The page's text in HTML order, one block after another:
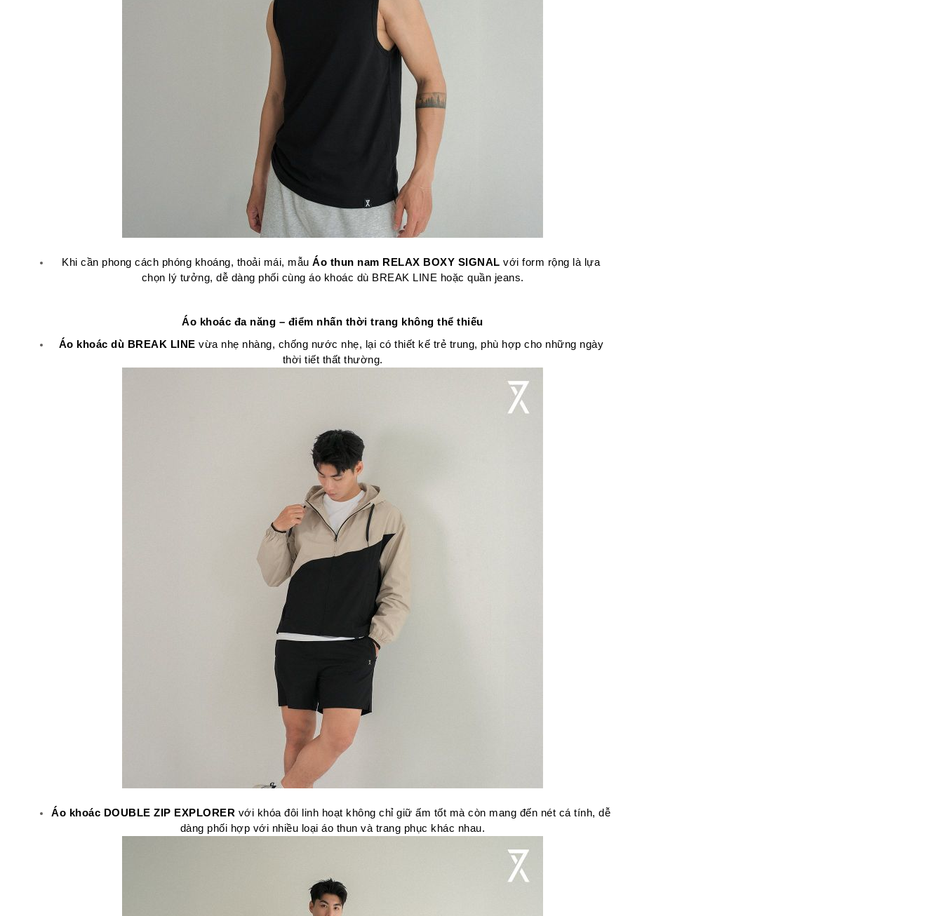
Khi cần phong cách phóng khoáng, thoải mái, mẫu Áo thun nam RELAX BOXY SIGNAL với form rộng là lựa
chọn lý tưởng, dễ dàng phối cùng áo khoác dù BREAK LINE hoặc quần jeans.
Áo khoác đa năng – điểm nhấn thời trang không thể thiếu
Áo khoác dù BREAK LINE vừa nhẹ nhàng, chống nước nhẹ, lại có thiết kế trẻ trung, phù hợp cho những ngày
thời tiết thất thường.
Áo khoác DOUBLE ZIP EXPLORER với khóa đôi linh hoạt không chỉ giữ ấm tốt mà còn mang đến nét cá tính, dễ
dàng phối hợp với nhiều loại áo thun và trang phục khác nhau.